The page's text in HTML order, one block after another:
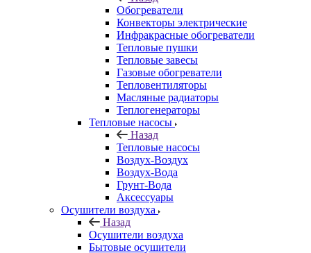
Обогреватели
Конвекторы электрические
Инфракрасные обогреватели
Тепловые пушки
Тепловые завесы
Газовые обогреватели
Тепловентиляторы
Масляные радиаторы
Теплогенераторы
Тепловые насосы
Назад
Тепловые насосы
Воздух-Воздух
Воздух-Вода
Грунт-Вода
Аксессуары
Осушители воздуха
Назад
Осушители воздуха
Бытовые осушители